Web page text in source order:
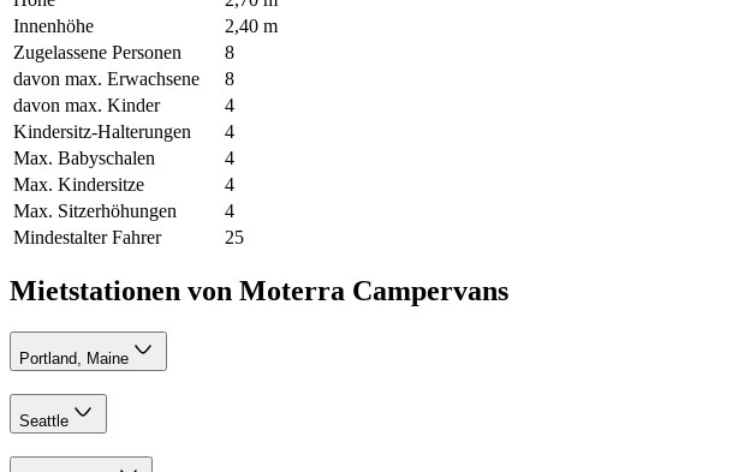
Innenhöhe
2,40 m
Zugelassene Personen
8
davon max. Erwachsene
8
davon max. Kinder
4
Kindersitz-Halterungen
4
Max. Babyschalen
4
Max. Kindersitze
4
Max. Sitzerhöhungen
4
Mindestalter Fahrer
25
Mietstationen von Moterra Campervans
Portland, Maine
Seattle